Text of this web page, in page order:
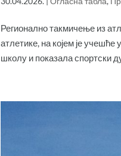
Регионално такмичење из
атлетике, на којем је
школу и показала спортски